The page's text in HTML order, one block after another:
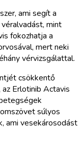
ami segít a
mint
fokozhatja a
mert neki
vérvizsgálattal.
csökkentő
Erlotinib Actavis
súlyos
ami vesekárosodást